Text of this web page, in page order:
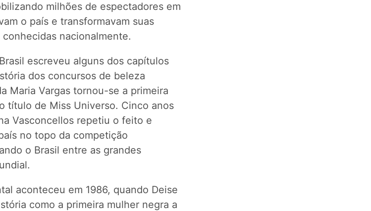
milhões de espectadores em
o país e transformavam suas
nacionalmente.
escreveu alguns dos capítulos
dos concursos de beleza
Maria Vargas tornou-se a primeira
título de Miss Universo. Cinco anos
Vasconcellos repetiu o feito e
no topo da competição
o Brasil entre as grandes
aconteceu em 1986, quando Deise
como a primeira mulher negra a